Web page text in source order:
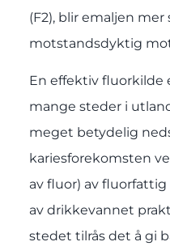
(F2), blir emaljen
motstandsdyktig
En effektiv fluorkilde
mange steder i
meget betydelig
kariesforekomsten
av fluor) av
av drikkevannet
stedet tilrås det å gi